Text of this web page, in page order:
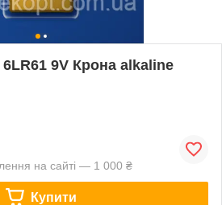
6LR61 9V Крона alkaline
на сайті — 1 000 ₴
Купити